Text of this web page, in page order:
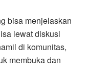
bisa menjelaskan
lewat diskusi
di komunitas,
membuka dan